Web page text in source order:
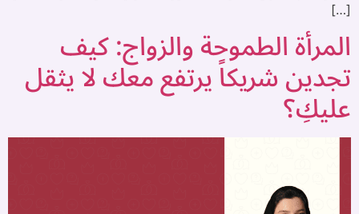
[…]
المرأة الطموحة والزواج: كيف
تجدين شريكاً يرتفع معك لا يثقل
عليكِ؟